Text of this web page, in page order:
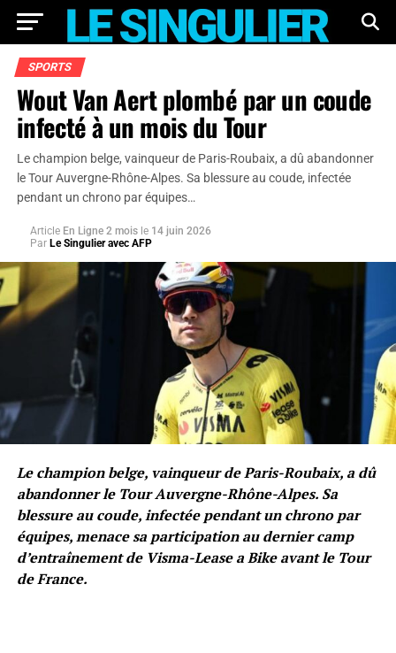
SPORTS
Wout Van Aert plombé par un coude
infecté à un mois du Tour
Le champion belge, vainqueur de Paris-Roubaix, a dû abandonner
le Tour Auvergne-Rhône-Alpes. Sa blessure au coude, infectée
pendant un chrono par équipes…
Article En Ligne 2 mois le 14 juin 2026
Par Le Singulier avec AFP
Le champion belge, vainqueur de Paris-Roubaix, a dû
abandonner le Tour Auvergne-Rhône-Alpes. Sa
blessure au coude, infectée pendant un chrono par
équipes, menace sa participation au dernier camp
d’entraînement de Visma-Lease a Bike avant le Tour
de France.